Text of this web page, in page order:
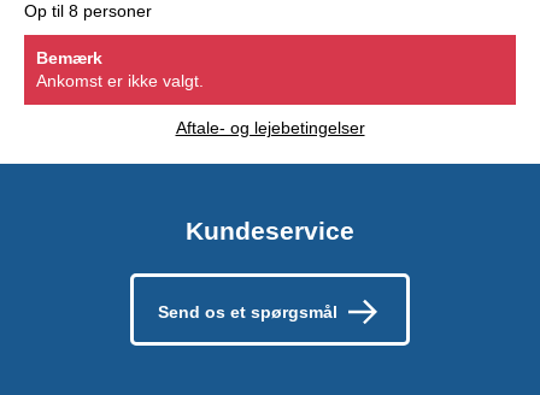
Op til 8 personer
Bemærk
Ankomst er ikke valgt.
Aftale- og lejebetingelser
Kundeservice
Send os et spørgsmål